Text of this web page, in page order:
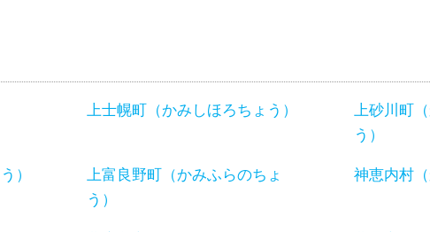
上士幌町（かみしほろちょう）
上砂川町
う）
）
上富良野町（かみふらのちょ
う）
神恵内村